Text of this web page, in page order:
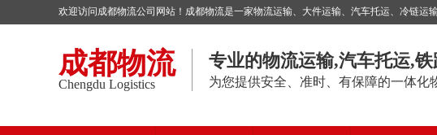
欢迎访问成都物流公司网站！成都物流是一家物流运输、大件运输、汽车托运、冷链运
成都物流
Chengdu Logistics
专业的物流运输,汽车托运,
为您提供安全、准时、有保障的一体化